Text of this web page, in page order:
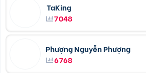
TaKing
7048
Phượng Nguyễn Phượng
6768